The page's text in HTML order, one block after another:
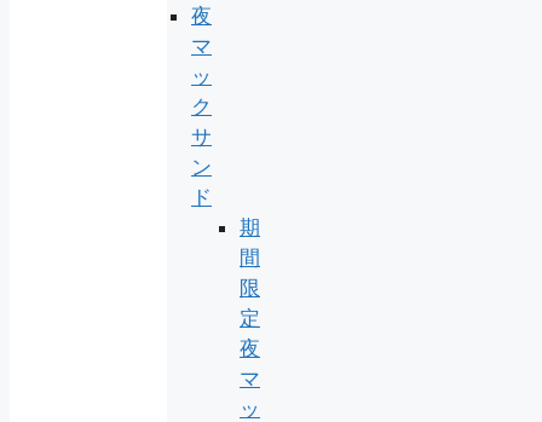
夜
マ
ッ
ク
サ
ン
ド
期
間
限
定
夜
マ
ッ